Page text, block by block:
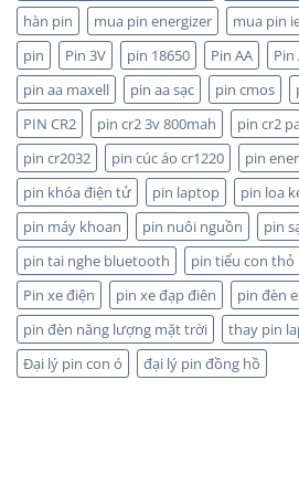
UY
TÍN,
CHIẾT
KHẤU
CAO,
HÀNG
CHÍNH
HÃNG
và
Maxell:
Pin
nào
bền
hơn?
hàn pin mua pin energizer
mua pin
pin
Pin 3V pin 18650 Pin AA Pin
pin aa maxell
pin aa sạc pin cmos
PIN CR2
pin cr2 3v 800mah pin cr2
pin cr2032
pin cúc áo cr1220 pin
pin khóa điện tử
pin laptop pin loa
pin máy khoan
pin nuôi nguồn
pin
pin tai nghe bluetooth
pin tiểu con thỏ
Pin xe điện
pin xe đạp điên
pin đèn
pin đèn năng lượng mặt trời
thay pin
Đại lý pin con ó
đại lý pin đồng hồ